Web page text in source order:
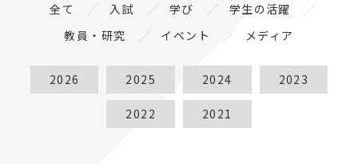
全て 入試 学び
学生の活躍
教員・研究
イベント メディア
2026 2025 2024 2023
2022 2021